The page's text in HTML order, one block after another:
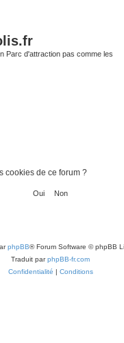
Parc d'attraction pas comme les
cookies de ce forum ?
phpBB® Forum Software © phpBB
Traduit parphpBB-fr.com
Confidentialité | Conditions